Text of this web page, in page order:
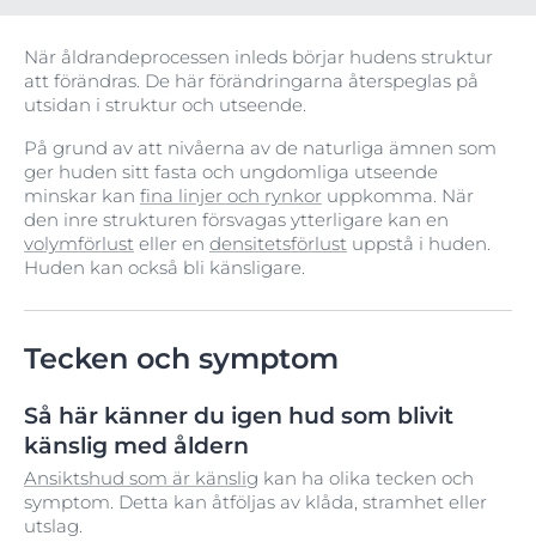
När åldrandeprocessen inleds börjar hudens struktur
att förändras. De här förändringarna återspeglas på
utsidan i struktur och utseende.
På grund av att nivåerna av de naturliga ämnen som
ger huden sitt fasta och ungdomliga utseende
minskar kan fina linjer och rynkor uppkomma. När
den inre strukturen försvagas ytterligare kan en
volymförlust eller en densitetsförlust uppstå i huden.
Huden kan också bli känsligare.
Tecken och symptom
Så här känner du igen hud som blivit
känslig med åldern
Ansiktshud som är känslig kan ha olika tecken och
symptom. Detta kan åtföljas av klåda, stramhet eller
utslag.